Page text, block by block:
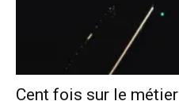
Cent fois sur le métier